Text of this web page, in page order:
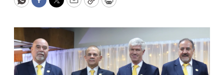
WhatsApp
Facebook
Twitter
EmailCopyPrint